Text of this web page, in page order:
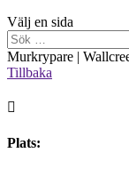
Välj en sida
Murkrypare |
Tillbaka

Plats: